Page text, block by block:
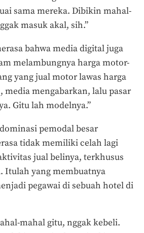
sama mereka. Dibikin mahal-
masuk akal, sih.”
bahwa media digital juga
melambungnya harga motor-
yang jual motor lawas harga
media mengabarkan, lalu pasar
Gitu lah modelnya.”
pemodal besar
tidak memiliki celah lagi
jual belinya, terkhusus
Itulah yang membuatnya
pegawai di sebuah hotel di
mahal gitu, nggak kebeli.